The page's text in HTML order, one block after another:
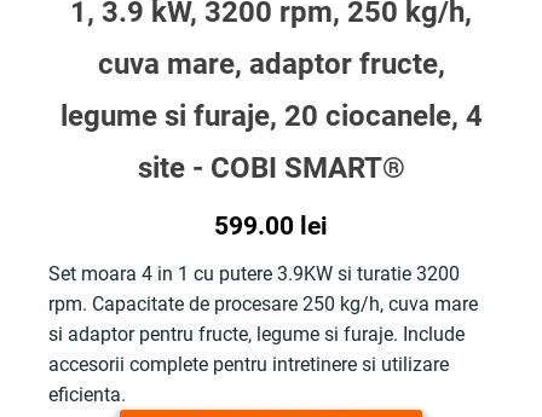
1, 3.9 kW, 3200 rpm, 250 kg/h,
cuva mare, adaptor fructe,
legume si furaje, 20 ciocanele, 4
site - COBI SMART®
599.00 lei
Set moara 4 in 1 cu putere 3.9KW si turatie 3200
rpm. Capacitate de procesare 250 kg/h, cuva mare
si adaptor pentru fructe, legume si furaje. Include
accesorii complete pentru intretinere si utilizare
eficienta.